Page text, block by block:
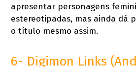
apresentar personagens
estereotipadas, mas ainda dá
o título mesmo assim.
6- Digimon Links